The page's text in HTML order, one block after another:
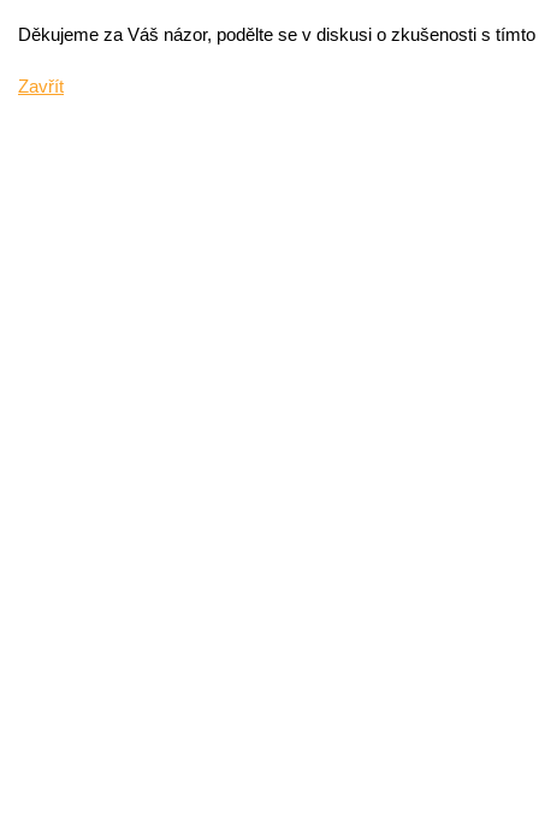
Děkujeme za Váš názor, podělte se v diskusi o zkušenosti s
Zavřít